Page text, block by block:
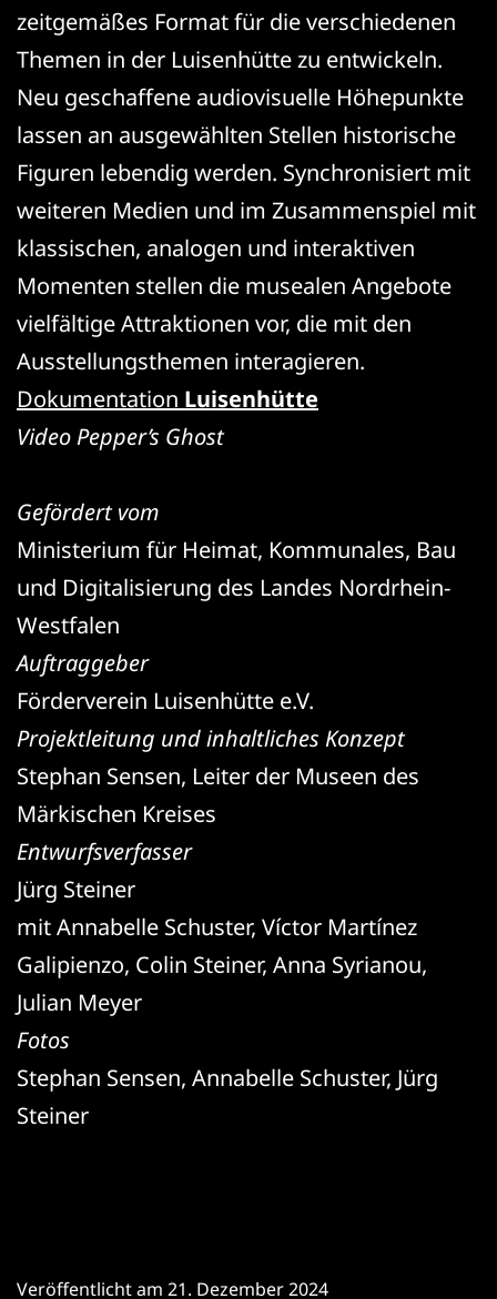
zeitgemäßes Format für die verschiedenen
Themen in der Luisenhütte zu entwickeln.
Neu geschaffene audiovisuelle Höhepunkte
lassen an ausgewählten Stellen historische
Figuren lebendig werden. Synchronisiert mit
weiteren Medien und im Zusammenspiel mit
klassischen, analogen und interaktiven
Momenten stellen die musealen Angebote
vielfältige Attraktionen vor, die mit den
Ausstellungsthemen interagieren.
Dokumentation Luisenhütte
Video Pepper’s Ghost
Gefördert vom
Ministerium für Heimat, Kommunales, Bau
und Digitalisierung des Landes Nordrhein-
Westfalen
Auftraggeber
Förderverein Luisenhütte e.V.
Projektleitung und inhaltliches Konzept
Stephan Sensen, Leiter der Museen des
Märkischen Kreises
Entwurfsverfasser
Jürg Steiner
mit Annabelle Schuster, Víctor Martínez
Galipienzo, Colin Steiner, Anna Syrianou,
Julian Meyer
Fotos
Stephan Sensen, Annabelle Schuster, Jürg
Steiner
Veröffentlicht am 21. Dezember 2024